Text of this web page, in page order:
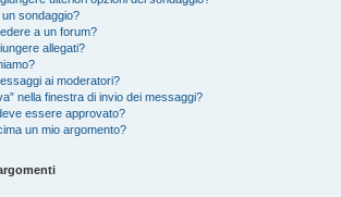
sondaggio?
a un forum?
allegati?
ai moderatori?
nella finestra di invio dei messaggi?
essere approvato?
un mio argomento?